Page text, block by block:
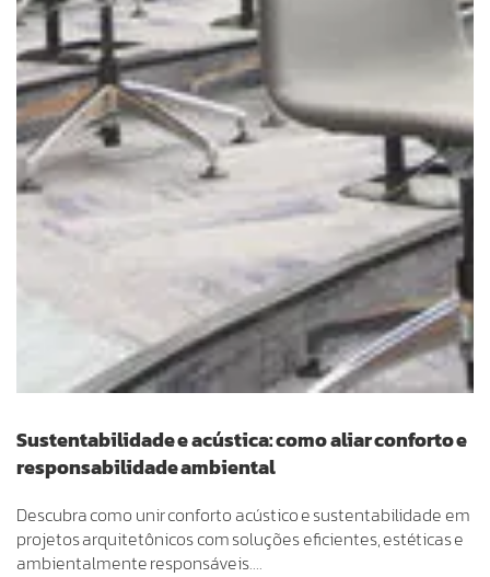
Sustentabilidade e acústica: como aliar conforto e
responsabilidade ambiental
Descubra como unir conforto acústico e sustentabilidade em
projetos arquitetônicos com soluções eficientes, estéticas e
ambientalmente responsáveis….